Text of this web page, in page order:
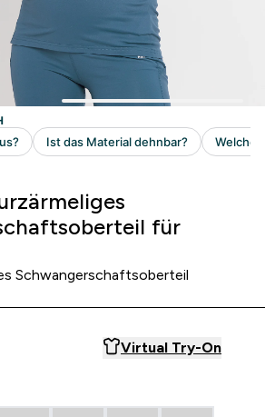
für
Schwangerschaftsoberteil
Virtual Try-On